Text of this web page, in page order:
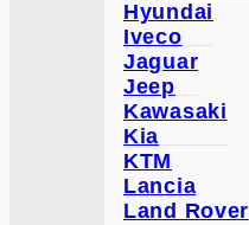
Hyundai
Iveco
Jaguar
Jeep
Kawasaki
Kia
KTM
Lancia
Land Rover